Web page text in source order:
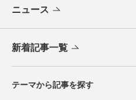
ニュース
新着記事一覧
テーマから記事を探す